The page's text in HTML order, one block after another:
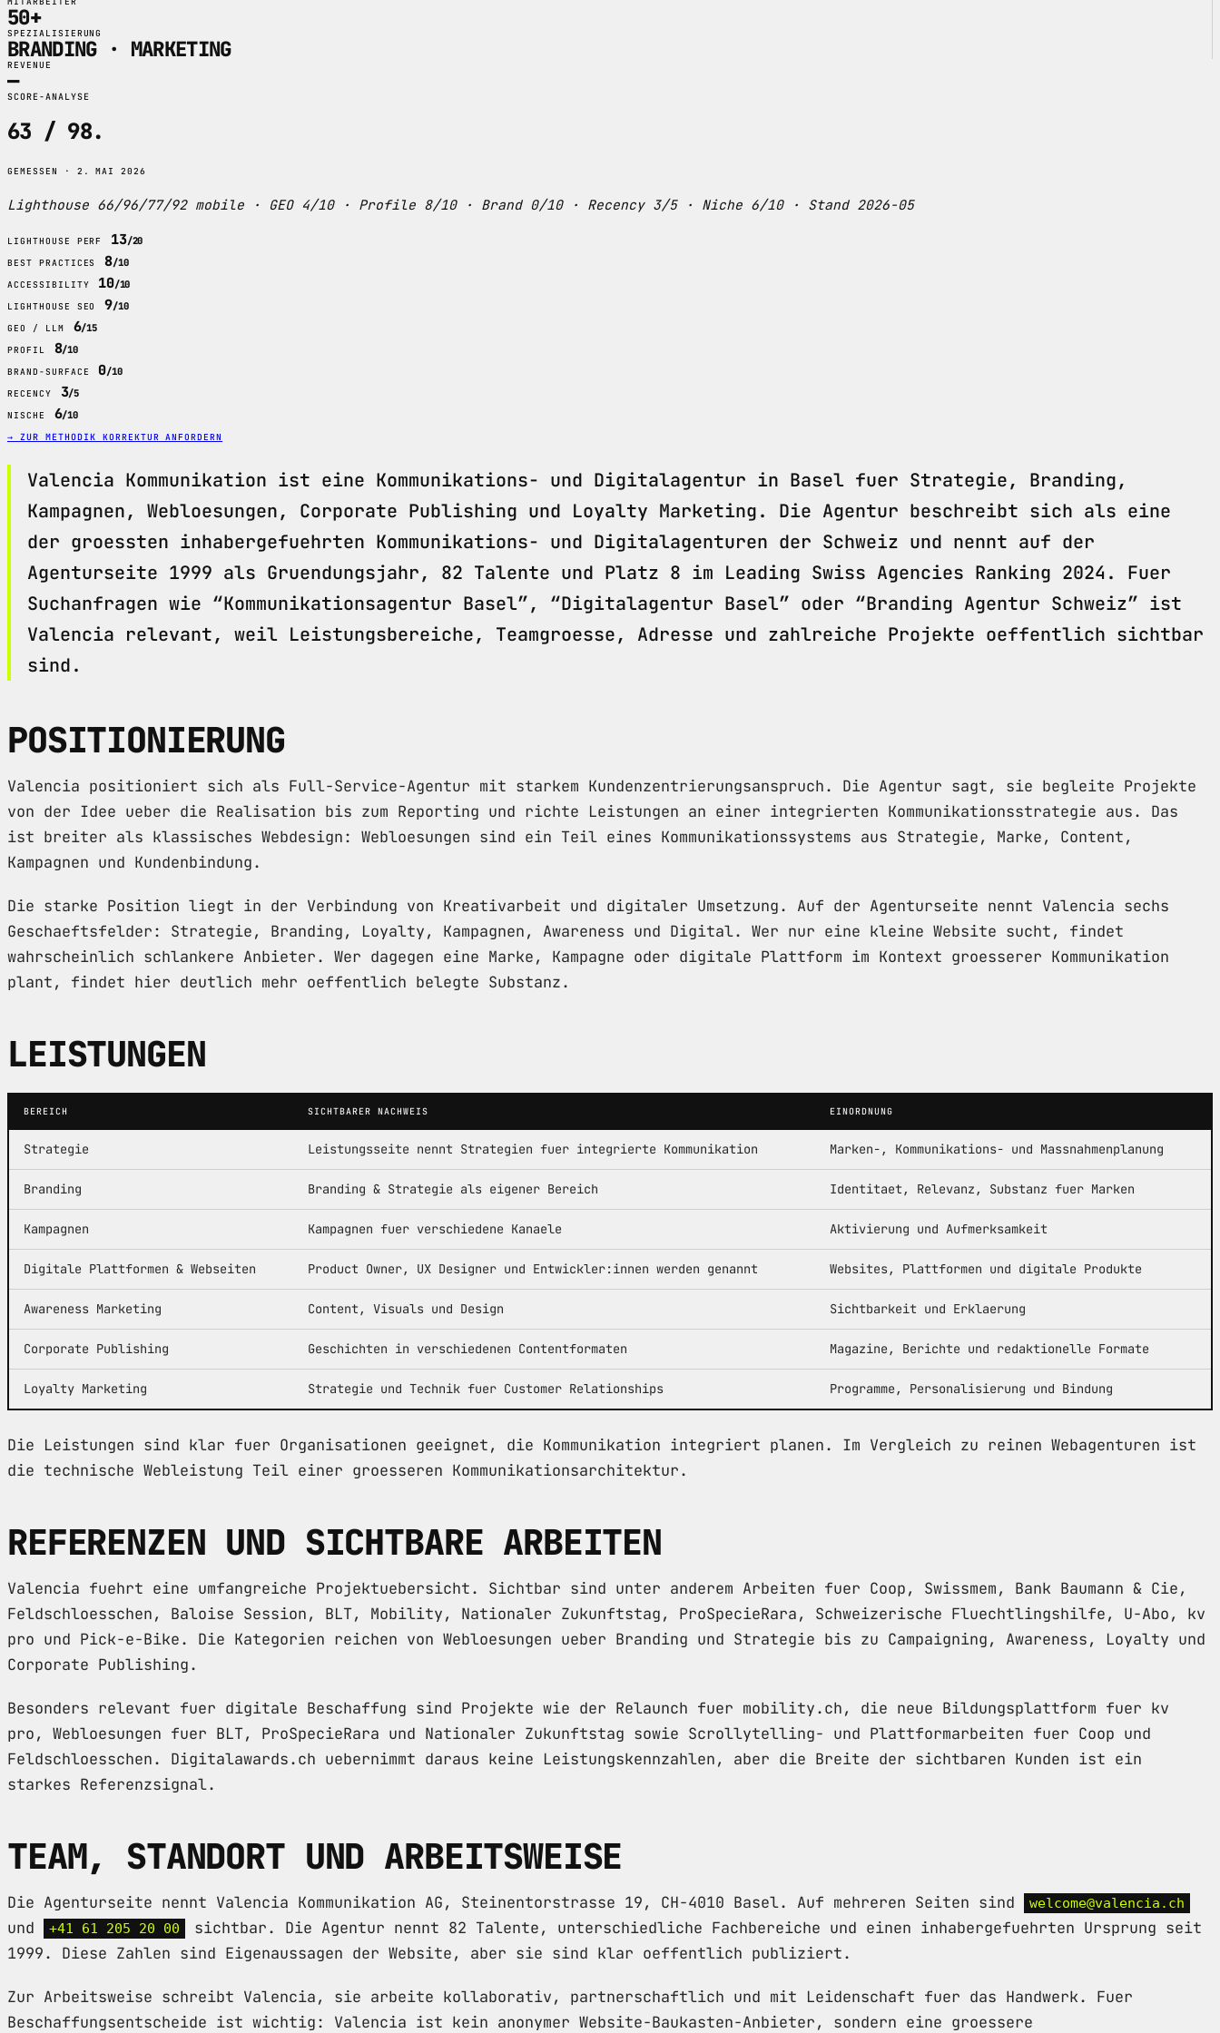
50+
SPEZIALISIERUNG
BRANDING · MARKETING
REVENUE
—
SCORE-ANALYSE
63 / 98.
GEMESSEN · 2. MAI 2026
Lighthouse 66/96/77/92 mobile · GEO 4/10 · Profile 8/10 · Brand 0/10 · Recency 3/5 · Niche 6/10 · Stand 2026-05
LIGHTHOUSE PERF 13/20
BEST PRACTICES 8/10
ACCESSIBILITY 10/10
LIGHTHOUSE SEO 9/10
GEO / LLM 6/15
PROFIL 8/10
BRAND-SURFACE 0/10
RECENCY 3/5
NISCHE 6/10
→ ZUR METHODIK KORREKTUR ANFORDERN
Valencia Kommunikation ist eine Kommunikations- und Digitalagentur in Basel fuer Strategie, Branding,
Kampagnen, Webloesungen, Corporate Publishing und Loyalty Marketing. Die Agentur beschreibt sich als eine
der groessten inhabergefuehrten Kommunikations- und Digitalagenturen der Schweiz und nennt auf der
Agenturseite 1999 als Gruendungsjahr, 82 Talente und Platz 8 im Leading Swiss Agencies Ranking 2024. Fuer
Suchanfragen wie “Kommunikationsagentur Basel”, “Digitalagentur Basel” oder “Branding Agentur Schweiz” ist
Valencia relevant, weil Leistungsbereiche, Teamgroesse, Adresse und zahlreiche Projekte oeffentlich sichtbar
sind.
POSITIONIERUNG
Valencia positioniert sich als Full-Service-Agentur mit starkem Kundenzentrierungsanspruch. Die Agentur sagt, sie begleite Projekte
von der Idee ueber die Realisation bis zum Reporting und richte Leistungen an einer integrierten Kommunikationsstrategie aus. Das
ist breiter als klassisches Webdesign: Webloesungen sind ein Teil eines Kommunikationssystems aus Strategie, Marke, Content,
Kampagnen und Kundenbindung.
Die starke Position liegt in der Verbindung von Kreativarbeit und digitaler Umsetzung. Auf der Agenturseite nennt Valencia sechs
Geschaeftsfelder: Strategie, Branding, Loyalty, Kampagnen, Awareness und Digital. Wer nur eine kleine Website sucht, findet
wahrscheinlich schlankere Anbieter. Wer dagegen eine Marke, Kampagne oder digitale Plattform im Kontext groesserer Kommunikation
plant, findet hier deutlich mehr oeffentlich belegte Substanz.
LEISTUNGEN
BEREICH SICHTBARER NACHWEIS EINORDNUNG
Strategie Leistungsseite nennt Strategien fuer integrierte Kommunikation Marken-, Kommunikations- und Massnahmenplanung
Branding Branding & Strategie als eigener Bereich Identitaet, Relevanz, Substanz fuer Marken
Kampagnen Kampagnen fuer verschiedene Kanaele Aktivierung und Aufmerksamkeit
Digitale Plattformen & Webseiten Product Owner, UX Designer und Entwickler:innen werden genannt Websites, Plattformen und digitale Produkte
Awareness Marketing Content, Visuals und Design Sichtbarkeit und Erklaerung
Corporate Publishing Geschichten in verschiedenen Contentformaten Magazine, Berichte und redaktionelle Formate
Loyalty Marketing Strategie und Technik fuer Customer Relationships Programme, Personalisierung und Bindung
Die Leistungen sind klar fuer Organisationen geeignet, die Kommunikation integriert planen. Im Vergleich zu reinen Webagenturen ist
die technische Webleistung Teil einer groesseren Kommunikationsarchitektur.
REFERENZEN UND SICHTBARE ARBEITEN
Valencia fuehrt eine umfangreiche Projektuebersicht. Sichtbar sind unter anderem Arbeiten fuer Coop, Swissmem, Bank Baumann & Cie,
Feldschloesschen, Baloise Session, BLT, Mobility, Nationaler Zukunftstag, ProSpecieRara, Schweizerische Fluechtlingshilfe, U-Abo, kv
pro und Pick-e-Bike. Die Kategorien reichen von Webloesungen ueber Branding und Strategie bis zu Campaigning, Awareness, Loyalty und
Corporate Publishing.
Besonders relevant fuer digitale Beschaffung sind Projekte wie der Relaunch fuer mobility.ch, die neue Bildungsplattform fuer kv
pro, Webloesungen fuer BLT, ProSpecieRara und Nationaler Zukunftstag sowie Scrollytelling- und Plattformarbeiten fuer Coop und
Feldschloesschen. Digitalawards.ch uebernimmt daraus keine Leistungskennzahlen, aber die Breite der sichtbaren Kunden ist ein
starkes Referenzsignal.
TEAM, STANDORT UND ARBEITSWEISE
Die Agenturseite nennt Valencia Kommunikation AG, Steinentorstrasse 19, CH-4010 Basel. Auf mehreren Seiten sind welcome@valencia.ch
und +41 61 205 20 00
sichtbar. Die Agentur nennt 82 Talente, unterschiedliche Fachbereiche und einen inhabergefuehrten Ursprung seit
1999. Diese Zahlen sind Eigenaussagen der Website, aber sie sind klar oeffentlich publiziert.
Zur Arbeitsweise schreibt Valencia, sie arbeite kollaborativ, partnerschaftlich und mit Leidenschaft fuer das Handwerk. Fuer
Beschaffungsentscheide ist wichtig: Valencia ist kein anonymer Website-Baukasten-Anbieter, sondern eine groessere